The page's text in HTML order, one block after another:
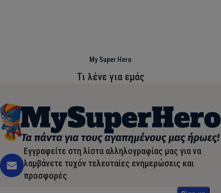
My Super Hero
Τι λένε για εμάς
Εγγραφείτε στη λίστα αλληλογραφίας μας για να
λαμβάνετε τυχόν τελευταίες ενημερώσεις και
προσφορές